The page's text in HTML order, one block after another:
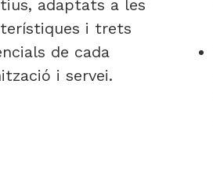
adaptats a les
i trets
de cada
i servei.